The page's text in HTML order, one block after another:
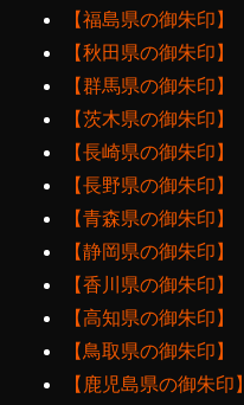
【福島県の御朱印】
【秋田県の御朱印】
【群馬県の御朱印】
【茨木県の御朱印】
【長崎県の御朱印】
【長野県の御朱印】
【青森県の御朱印】
【静岡県の御朱印】
【香川県の御朱印】
【高知県の御朱印】
【鳥取県の御朱印】
【鹿児島県の御朱印】